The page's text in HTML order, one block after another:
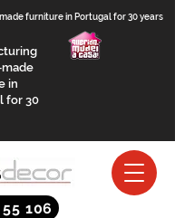
furniture in Portugal for 30 years
in
for 30
106